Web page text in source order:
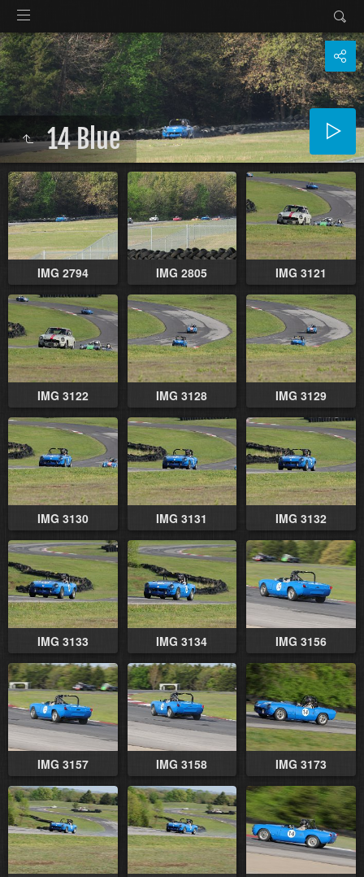
14 Blue
IMG 2794 IMG 2805 IMG 3121
IMG 3122 IMG 3128 IMG 3129
IMG 3130 IMG 3131 IMG 3132
IMG 3133 IMG 3134 IMG 3156
IMG 3157 IMG 3158 IMG 3173